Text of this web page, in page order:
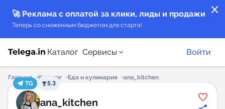
close
🚀 Реклама с оплатой за клики, лиды и продажи
Теперь со сниженным бюджетом для старта!
Каталог Сервисы
Каталог каналов
Войти
Главная Каталог Еда и кулинария
ana_kitchen
TG
5.3
ana_kitchen